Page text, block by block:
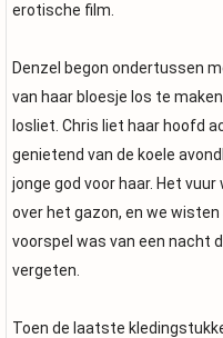
erotische film.
Denzel begon ondertussen
van haar bloesje los te
losliet. Chris liet haar hoofd
genietend van de koele
jonge god voor haar. Het
over het gazon, en we
voorspel was van een nacht
vergeten.
Toen de laatste